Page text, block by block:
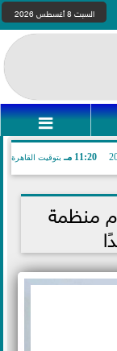
السبت 8 أغسطس 2026

11:20 مـ بتوقيت القاهرة
منظمة